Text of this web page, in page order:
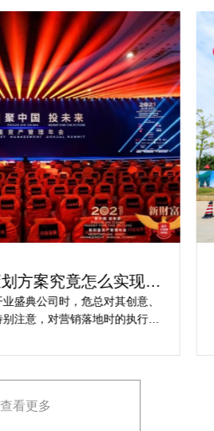
方案究竟怎么实现梦
想活动
盛典公司时，危总对其创意、
注意，对营销落地时的执行一
导致宣传方案不匹配。
查看更多